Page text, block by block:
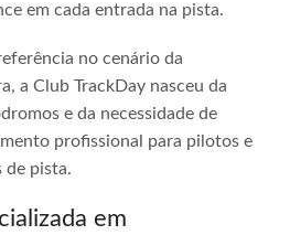
em cada entrada na pista.
no cenário da
a Club TrackDay nasceu da
e da necessidade de
profissional para pilotos e
de pista.
em